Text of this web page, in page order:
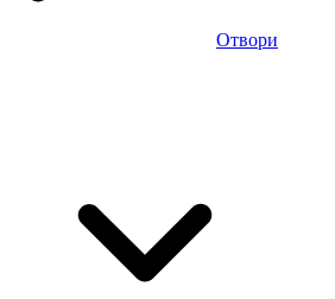
Отвори